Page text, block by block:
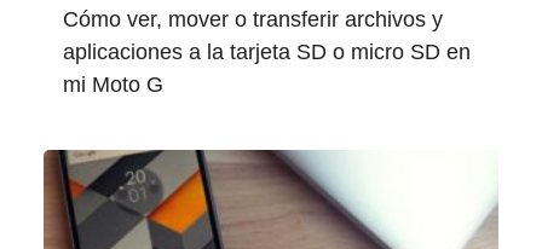
Cómo ver, mover o transferir archivos y
aplicaciones a la tarjeta SD o micro SD en
mi Moto G